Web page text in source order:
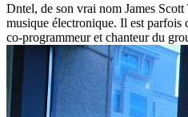
Dntel, de son vrai nom James
musique électronique. Il est parfois
co-programmeur et chanteur du